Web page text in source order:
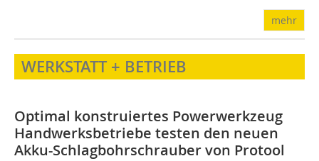
mehr
WERKSTATT + BETRIEB
Optimal konstruiertes Powerwerkzeug
Handwerksbetriebe testen den neuen
Akku-Schlagbohrschrauber von Protool